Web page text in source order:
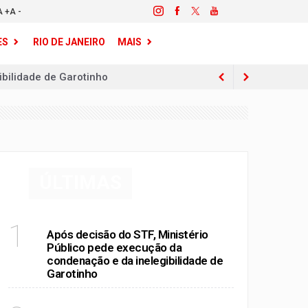
+A -
RIO DE JANEIRO MAIS
com dívida acima de R$ 15 milhões
ao crime no Leblon
crime em publicação nas redes
do estado
1
Após decisão do STF, Ministério
Público pede execução da
condenação e da inelegibilidade de
Garotinho